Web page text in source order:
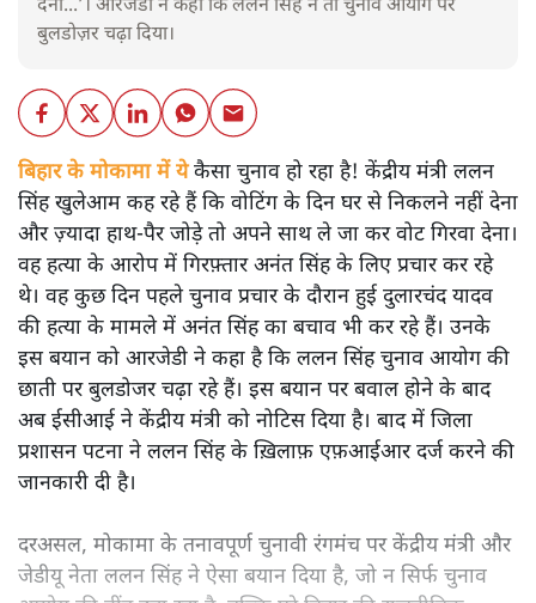
देना...’। आरजेडी ने कहा कि ललन सिंह ने तो चुनाव आयोग पर
बुलडोज़र चढ़ा दिया।
बिहार के मोकामा में येकैसा चुनाव हो रहा है! केंद्रीय मंत्री ललन
सिंह खुलेआम कह रहे हैं कि वोटिंग के दिन घर से निकलने नहीं देना
और ज़्यादा हाथ-पैर जोड़े तो अपने साथ ले जा कर वोट गिरवा देना।
वह हत्या के आरोप में गिरफ़्तार अनंत सिंह के लिए प्रचार कर रहे
थे। वह कुछ दिन पहले चुनाव प्रचार के दौरान हुई दुलारचंद यादव
की हत्या के मामले में अनंत सिंह का बचाव भी कर रहे हैं। उनके
इस बयान को आरजेडी ने कहा है कि ललन सिंह चुनाव आयोग की
छाती पर बुलडोजर चढ़ा रहे हैं। इस बयान पर बवाल होने के बाद
अब ईसीआई ने केंद्रीय मंत्री को नोटिस दिया है। बाद में जिला
प्रशासन पटना ने ललन सिंह के ख़िलाफ़ एफ़आईआर दर्ज करने की
जानकारी दी है।
दरअसल, मोकामा के तनावपूर्ण चुनावी रंगमंच पर केंद्रीय मंत्री और
जेडीयू नेता ललन सिंह ने ऐसा बयान दिया है, जो न सिर्फ चुनाव